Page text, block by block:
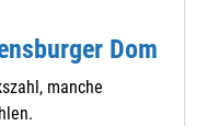
Dom
manche